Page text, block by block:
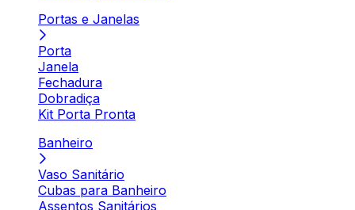
Portas e Janelas
Porta
Janela
Fechadura
Dobradiça
Kit Porta Pronta
Banheiro
Vaso Sanitário
Cubas para Banheiro
Assentos Sanitários